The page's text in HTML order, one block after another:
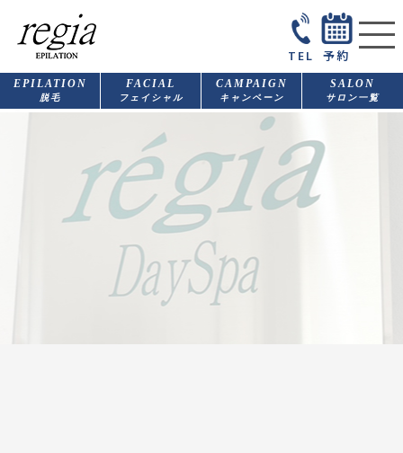
TEL 予約
EPILATION
脱毛
FACIAL
フェイシャル
CAMPAIGN
キャンペーン
SALON
サロン一覧